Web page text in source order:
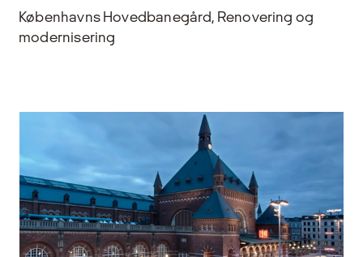
Københavns Hovedbanegård, Renovering og
modernisering